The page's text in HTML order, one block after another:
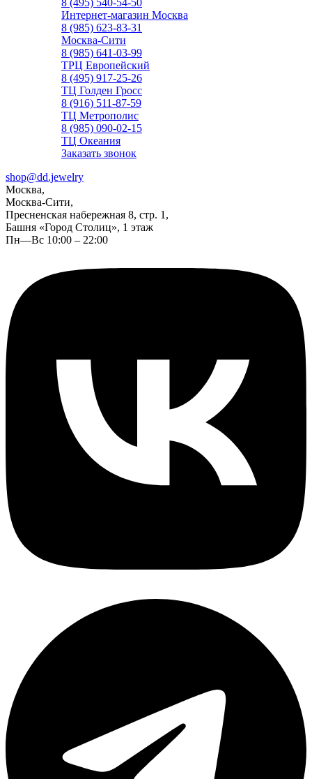
8 (495) 540-54-50
Интернет-магазин Москва
8 (985) 623-83-31
Москва-Сити
8 (985) 641-03-99
ТРЦ Европейский
8 (495) 917-25-26
ТЦ Голден Гросс
8 (916) 511-87-59
ТЦ Метрополис
8 (985) 090-02-15
ТЦ Океания
Заказать звонок
shop@dd.jewelry
Москва,
Москва-Сити,
Пресненская набережная 8, стр. 1,
Башня «Город Столиц», 1 этаж
Пн—Вс 10:00 – 22:00